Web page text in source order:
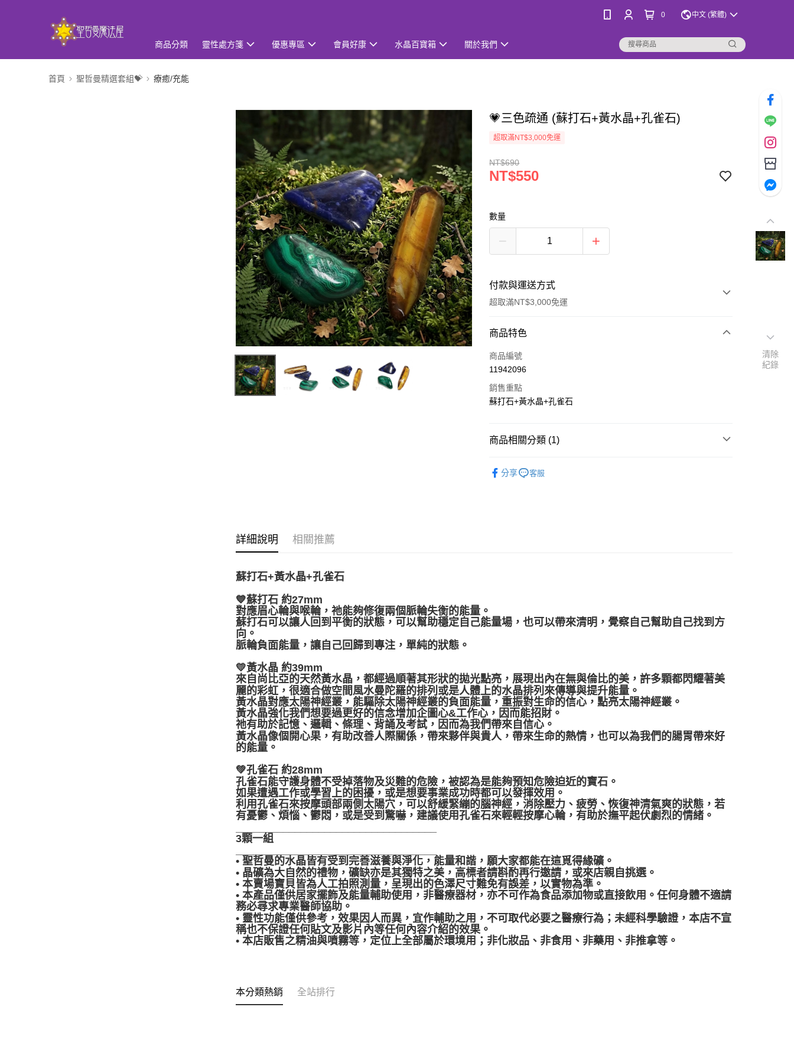
0 中文 (繁體)
商品分類 靈性處方箋 優惠專區 會員好康 水晶百寶箱 關於我們
首頁 聖哲曼精選套組💝 療癒/充能
💗三色疏通 (蘇打石+黃水晶+孔雀石)
超取滿NT$3,000免運
NT$690
NT$550
數量
付款與運送方式
超取滿NT$3,000免運
付款方式
信用卡一次付款
LINE Pay
街口支付
賣家宅配幫您送（台灣）
每筆NT$80，滿NT$3,000(含以上)免運費
付款後門市自取
免運費
商品特色
商品編號
11942096
銷售重點
蘇打石+黃水晶+孔雀石
商品相關分類 (1)
分享
客服
詳細說明 相關推薦
蘇打石+黃水晶+孔雀石
💙蘇打石 約27mm
對應眉心輪與喉輪，祂能夠修復兩個脈輪失衡的能量。
蘇打石可以讓人回到平衡的狀態，可以幫助穩定自己能量場，也可以帶來清明，覺察自己幫助自己找到方
向。
脈輪負面能量，讓自己回歸到專注，單純的狀態。
💛黃水晶 約39mm
來自尚比亞的天然黃水晶，都經過順著其形狀的拋光點亮，展現出內在無與倫比的美，許多顆都閃耀著美
麗的彩虹，很適合做空間風水曼陀羅的排列或是人體上的水晶排列來傳導與提升能量。
黃水晶對應太陽神經叢，能驅除太陽神經叢的負面能量，重振對生命的信心，點亮太陽神經叢。
黃水晶強化我們想要過更好的信念增加企圖心&工作心，因而能招財。
祂有助於記憶、邏輯、條理、背誦及考試，因而為我們帶來自信心。
黃水晶像個開心果，有助改善人際關係，帶來夥伴與貴人，帶來生命的熱情，也可以為我們的腸胃帶來好
的能量。
💚孔雀石 約28mm
孔雀石能守護身體不受掉落物及災難的危險，被認為是能夠預知危險迫近的寶石。
如果遭遇工作或學習上的困擾，或是想要事業成功時都可以發揮效用。
利用孔雀石來按摩頭部兩側太陽穴，可以舒緩緊繃的腦神經，消除壓力、疲勞、恢復神清氣爽的狀態，若
有憂鬱、煩惱、鬱悶，或是受到驚嚇，建議使用孔雀石來輕輕按摩心輪，有助於撫平起伏劇烈的情緒。
3顆一組
• 聖哲曼的水晶皆有受到完善滋養與淨化，能量和諧，願大家都能在這覓得緣礦。
• 晶礦為大自然的禮物，礦缺亦是其獨特之美，高標者請斟酌再行邀請，或來店親自挑選。
• 本賣場寶貝皆為人工拍照測量，呈現出的色澤尺寸難免有誤差，以實物為準。
• 本產品僅供居家擺飾及能量輔助使用，非醫療器材，亦不可作為食品添加物或直接飲用。任何身體不適請
務必尋求專業醫師協助。
• 靈性功能僅供參考，效果因人而異，宜作輔助之用，不可取代必要之醫療行為；未經科學驗證，本店不宣
稱也不保證任何貼文及影片內等任何內容介紹的效果。
• 本店販售之精油與噴霧等，定位上全部屬於環境用；非化妝品、非食用、非藥用、非推拿等。
本分類熱銷 全站排行
清除
紀錄